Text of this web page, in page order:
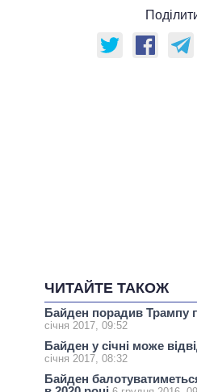
ЧИТАЙТЕ ТАКОЖ
Байден порадив Трампу
січня 2017, 09:52
Байден у січні може
січня 2017, 08:32
Байден